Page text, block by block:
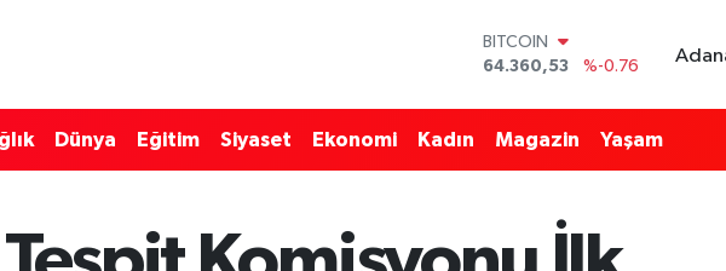
BITCOIN
64.360,53
%-0.76
EURO
GRAM ALTIN
6574.81
%1.44
Dünya Eğitim Siyaset Ekonomi Kadın Magazin Yaşam